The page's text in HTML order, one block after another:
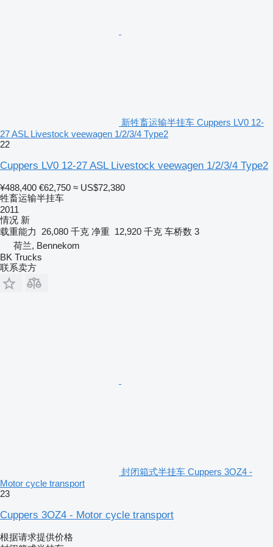
新牲畜运输半挂车 Cuppers LV0 12-
27 ASL Livestock veewagen 1/2/3/4 Type2
22
Cuppers LV0 12-27 ASL Livestock veewagen 1/2/3/4 Type2
¥488,400 €62,750 ≈ US$72,380
牲畜运输半挂车
2011
情况 新
载重能力
26,080 千克 净重 12,920 千克 车桥数 3
荷兰, Bennekom
BK Trucks
联系卖方
封闭箱式半挂车 Cuppers 3OZ4 -
Motor cycle transport
23
Cuppers 3OZ4 - Motor cycle transport
根据请求提供价格